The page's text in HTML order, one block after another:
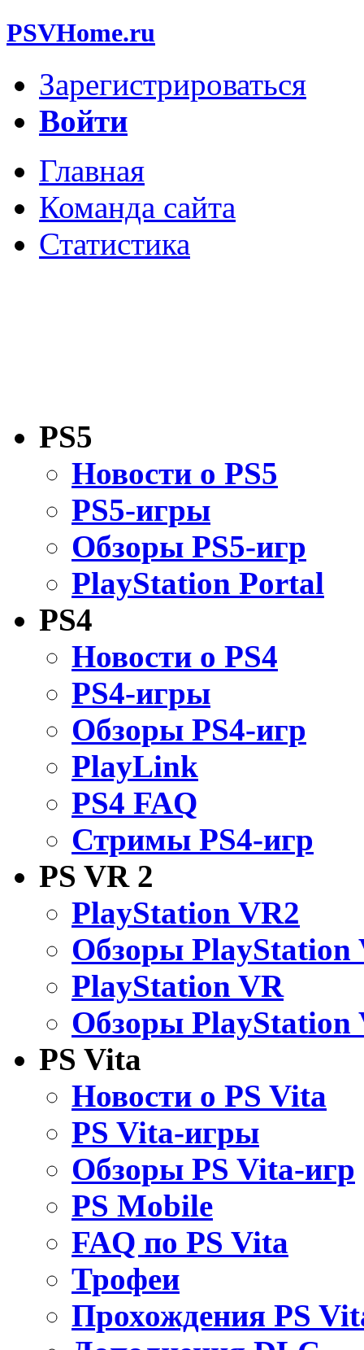
PSVHome.ru
Зарегистрироваться
Войти
Главная
Команда сайта
Статистика
PS5
Новости о PS5
PS5-игры
Обзоры PS5-игр
PlayStation Portal
PS4
Новости о PS4
PS4-игры
Обзоры PS4-игр
PlayLink
PS4 FAQ
Стримы PS4-игр
PS VR 2
PlayStation VR2
Обзоры PlayStation
PlayStation VR
Обзоры PlayStation
PS Vita
Новости о PS Vita
PS Vita-игры
Обзоры PS Vita-игр
PS Mobile
FAQ по PS Vita
Трофеи
Прохождения PS